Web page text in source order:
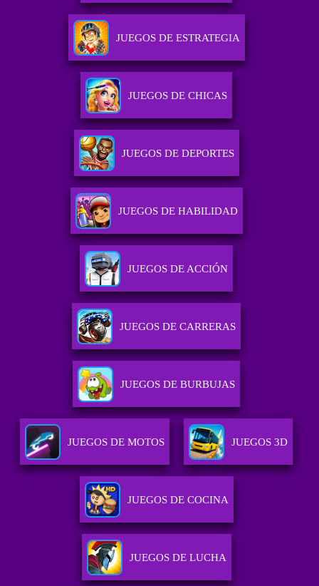
JUEGOS DE ESTRATEGIA
JUEGOS DE CHICAS
JUEGOS DE DEPORTES
JUEGOS DE HABILIDAD
JUEGOS DE ACCIÓN
JUEGOS DE CARRERAS
JUEGOS DE BURBUJAS
JUEGOS DE MOTOS JUEGOS 3D
JUEGOS DE COCINA
JUEGOS DE LUCHA